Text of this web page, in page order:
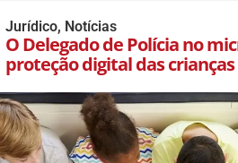
Jurídico, Notícias
O Delegado de Polícia no
proteção digital das